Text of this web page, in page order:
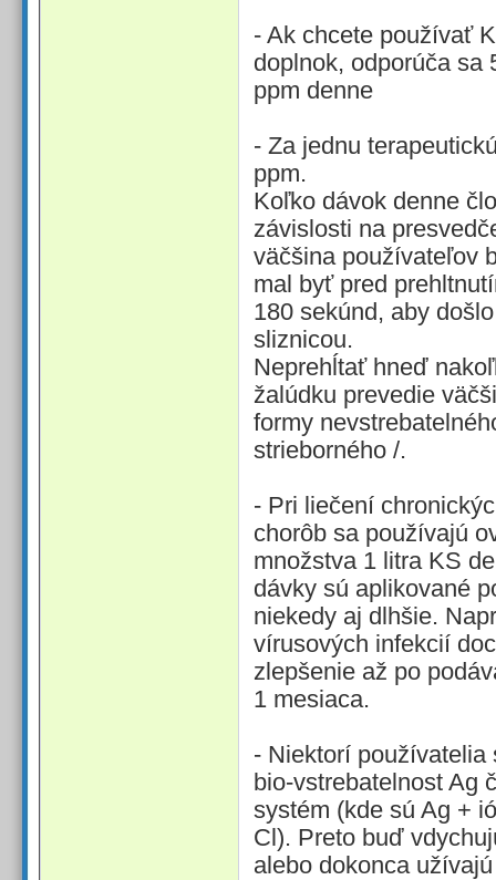
- Ak chcete používať
doplnok, odporúča sa
ppm denne
- Za jednu
ppm.
Koľko dávok denne
závislosti na
väčšina používateľov
mal byť pred
180 sekúnd, aby
sliznicou.
Neprehĺtať hneď
žalúdku prevedie
formy
strieborného /.
- Pri liečení
chorôb sa používajú
množstva 1 litra KS
dávky sú aplikované
niekedy aj dlhšie.
vírusových infekcií
zlepšenie až po
1 mesiaca.
- Niektorí
bio-vstrebatelnost Ag
systém (kde sú Ag +
Cl). Preto buď
alebo dokonca